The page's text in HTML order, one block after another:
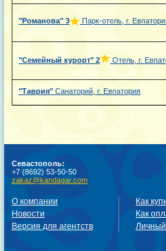
"Романова" 3 Парк-отель, г.
"Семейный курорт" 2 Отель, г.
"Таврия" Санаторий, г. Евпатория
Севастополь:
+7 (8692) 53-50-50
zakaz@kandagar.com
О компании
Новости
Версия для агентств
Как
Как